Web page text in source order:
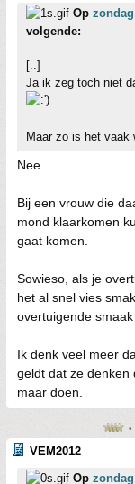
Op
volgende:
[..]
Ja ik zeg toch niet
Maar zo is het vaak
Nee.
Bij een vrouw die
mond klaarkomen
gaat komen.
Sowieso, als je
het al snel vies
overtuigende
Ik denk veel meer
geldt dat ze denken
maar doen.
VEM2012
Op